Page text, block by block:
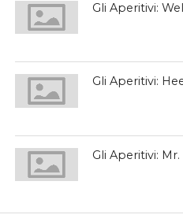
Gli Aperitivi:
Gli Aperitivi:
Gli Aperitivi: